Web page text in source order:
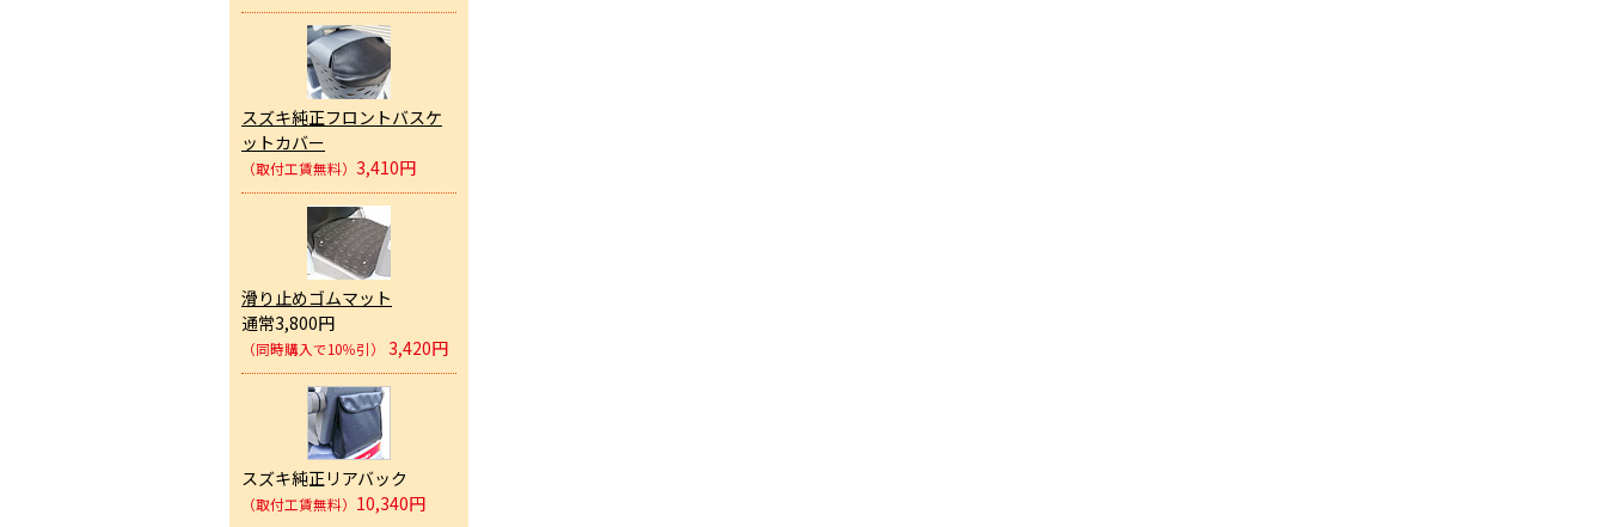
スズキ純正フロントバスケ
ットカバー
（取付工賃無料） 3,410円
滑り止めゴムマット
通常3,800円
（同時購入で10％引） 3,420円
スズキ純正リアバック
（取付工賃無料） 10,340円